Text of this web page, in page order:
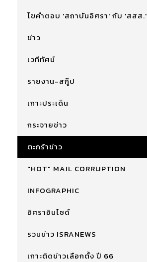
ไขคำตอบ 'สถาบันอิศรา' กับ 'สสส.'
ข่าว
เวทีทัศน์
รายงาน-สกู๊ป
เกาะประเด็น
กระจายข่าว
ตะกร้าข่าว
"HOT" MAIL CORRUPTION
INFOGRAPHIC
อิศราอินไซด์
รวมข่าว ISRANEWS
เกาะติดข่าวเลือกตั้ง ปี 66